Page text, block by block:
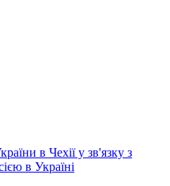
в Чехії у зв'язку з
в Україні